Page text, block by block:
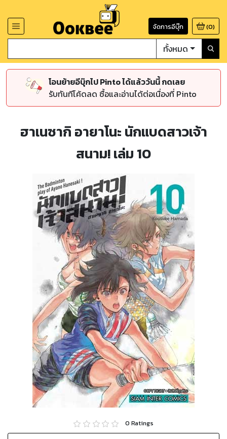
จัดการอีบุ๊ก (0)
ทั้งหมด
โอนย้ายอีบุ๊กไป Pinto ได้แล้ววันนี้ กดเลย
รับทันทีโค้ดลด ซื้อและอ่านได้ต่อเนื่องที่ Pinto
ฮาเนซากิ อายาโนะ นักแบดสาวเจ้า
สนาม! เล่ม 10
0 Ratings